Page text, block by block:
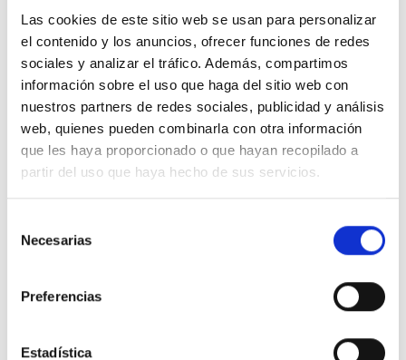
Las cookies de este sitio web se usan para personalizar
el contenido y los anuncios, ofrecer funciones de redes
sociales y analizar el tráfico. Además, compartimos
información sobre el uso que haga del sitio web con
nuestros partners de redes sociales, publicidad y análisis
web, quienes pueden combinarla con otra información
que les haya proporcionado o que hayan recopilado a
partir del uso que haya hecho de sus servicios.
Necesarias
Preferencias
Estadística
Descripción
Zumbador 230V
Detalles del producto
Comentarios